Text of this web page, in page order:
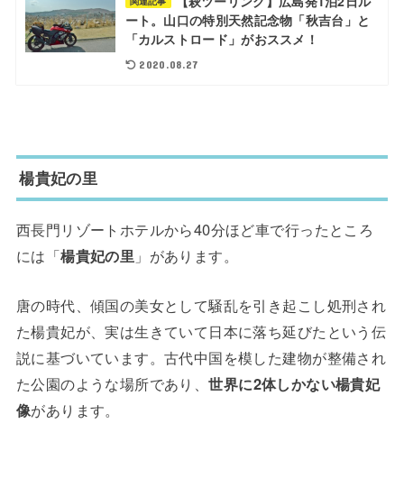
ート。山口の特別天然記念物「秋吉台」と
「カルストロード」がおススメ！
2020.08.27
楊貴妃の里
西長門リゾートホテルから40分ほど車で行ったところ
には「楊貴妃の里 」があります。
唐の時代、傾国の美女として騒乱を引き起こし処刑され
た楊貴妃が、実は生きていて日本に落ち延びたという伝
説に基づいています。古代中国を模した建物が整備され
た公園のような場所であり、世界に2体しかない楊貴妃
像があります。